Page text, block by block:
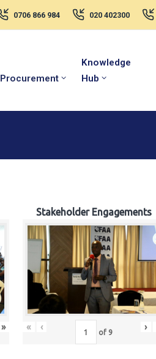
0706 866 984 020 402300
Procurement
Knowledge
Hub
»
Stakeholder Engagements
« ‹ of 9 ›